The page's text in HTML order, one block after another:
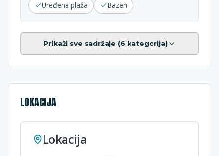
Uređena plaža
Bazen
Prikaži sve sadržaje (6 kategorija)
LOKACIJA
Lokacija